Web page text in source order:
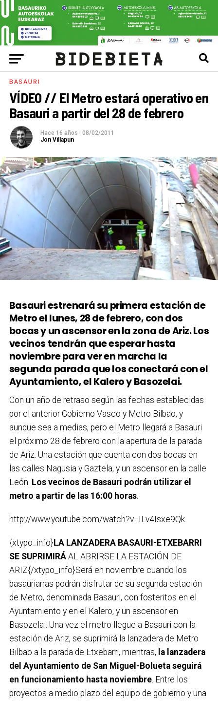
BASAURI
VÍDEO // El Metro estará operativo en
Basauri a partir del 28 de febrero
Hace 16 años
08/02/2011
Jon Villapun
Basauri estrenará su primera estación de
Metro el lunes, 28 de febrero, con dos
bocas y un ascensor en la zona de Ariz. Los
vecinos tendrán que esperar hasta
noviembre para ver en marcha la
segunda parada que los conectará con el
Ayuntamiento, el Kalero y Basozelai.
Con un año de retraso según las fechas establecidas
por el anterior Gobierno Vasco y Metro Bilbao, y
aunque sea a medias, pero el Metro llegará a Basauri
el próximo 28 de febrero con la apertura de la parada
de Ariz. Una estación que cuenta con dos bocas en
las calles Nagusia y Gaztela, y un ascensor en la calle
León. Los vecinos de Basauri podrán utilizar el
metro a partir de las 16:00 horas.
http://www.youtube.com/watch?v=ILv4Isxe9Qk
{xtypo_info}LA LANZADERA BASAURI-ETXEBARRI
SE SUPRIMIRÁ AL ABRIRSE LA ESTACIÓN DE
ARIZ{/xtypo_info}Será en noviembre cuando los
basauriarras podrán disfrutar de su segunda estación
de Metro, denominada Basauri, con fosteritos en el
Ayuntamiento y en el Kalero, y un ascensor en
Basozelai. Una vez el metro llegue a Basauri con la
estación de Ariz, se suprimirá la lanzadera de Metro
Bilbao a la parada de Etxebarri, mientras, la lanzadera
del Ayuntamiento de San Miguel-Bolueta seguirá
en funcionamiento hasta noviembre. Entre los
proyectos a medio plazo del equipo de gobierno y una